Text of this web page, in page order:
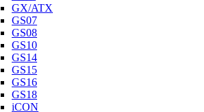
GX/ATX
GS07
GS08
GS10
GS14
GS15
GS16
GS18
iCON